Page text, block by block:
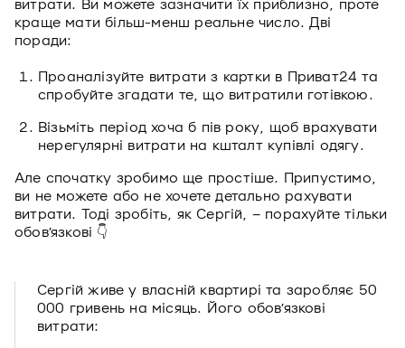
витрати. Ви можете зазначити їх приблизно, проте
краще мати більш-менш реальне число. Дві
поради:
Проаналізуйте витрати з картки в Приват24 та
спробуйте згадати те, що витратили готівкою.
Візьміть період хоча б пів року, щоб врахувати
нерегулярні витрати на кшталт купівлі одягу.
Але спочатку зробимо ще простіше. Припустимо,
ви не можете або не хочете детально рахувати
витрати. Тоді зробіть, як Сергій, – порахуйте тільки
обовʼязкові 👇
Сергій живе у власній квартирі та заробляє 50
000 гривень на місяць. Його обовʼязкові
витрати: